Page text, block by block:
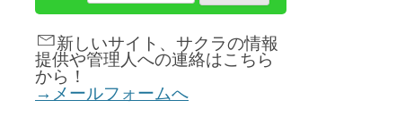
新しいサイト、サクラの情報
提供や管理人への連絡はこちら
から！
→メールフォームへ